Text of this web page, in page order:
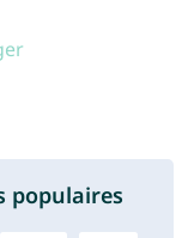
populaires